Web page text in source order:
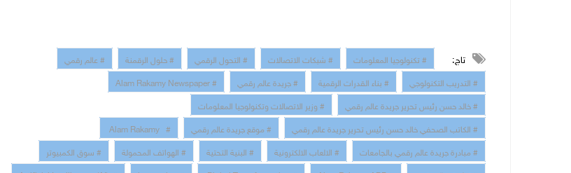
تاج: # تكنولوجيا المعلومات # شبكات الاتصالات # التحول الرقمي # حلول الرقمنة
# عالم رقمي
# التدريب التكنولوجي
# بناء القدرات الرقمية # جريدة عالم رقمي
# Alam Rakamy Newspaper
# خالد حسن رئيس تحرير جريدة عالم رقمي
# وزير الاتصالات وتكنولوجيا المعلومات
# الكاتب الصحفي خالد حسن رئيس تحرير جريدة عالم رقمي
# موقع جريدة عالم رقمي
# Alam Rakamy
# مبادرة جريدة عالم رقمي بالجامعات
# الالعاب الالكترونية # البنية التحتية # الهواتف المحمولة
# سوق الكمبيوتر